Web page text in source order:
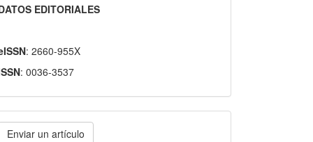
EDITORIALES
: 2660-955X
: 0036-3537
Enviar un artículo